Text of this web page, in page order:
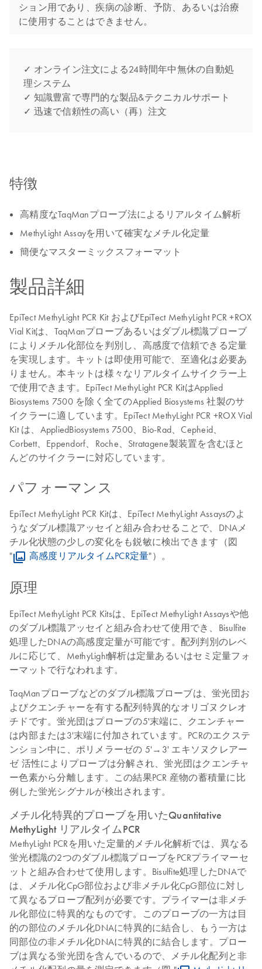
ション用であり、疾病の診断、予防、あるいは治療
に使用することはできません。
✓ オンライン注文による24時間年中無休の自動処
理システム
✓ 知識豊富で専門的な製品&テクニカルサポート
✓ 迅速で信頼性の高い（再）注文
特徴
高精度なTaqManプローブ法によるリアルタイム解析
MethyLight Assayを用いて確実なメチル化定量
簡便なマスターミックスフォーマット
製品詳細
EpiTect MethyLight PCR Kit およびEpiTect MethyLight PCR +ROX
Vial Kitは、TaqManプローブあるいはダブル標識プローブ
によりメチル化部位を判別し、高感度で信頼できる定量
を実現します。キットは即使用可能で、至適化は必要あ
りません。本キットは様々なリアルタイムサイクラー上
で使用できます。EpiTect MethyLight PCR KitはApplied
Biosystems 7500 を除く全てのApplied Biosystems 社製のサ
イクラーに適しています。EpiTect MethyLight PCR +ROX Vial
Kit は、AppliedBiosystems 7500、Bio-Rad、Cepheid、
Corbett、Eppendorf、Roche、Stratagene製装置を含むほと
んどのサイクラーに対応しています。
パフォーマンス
EpiTect MethyLight PCR Kitは、EpiTect MethyLight Assaysのよ
うなダブル標識アッセイと組み合わせることで、DNAメ
チル化状態の少しの変化をも鋭敏に検出できます（図
"
高感度リアルタイムPCR定量"）。
原理
EpiTect MethyLight PCR Kitsは、EpiTect MethyLight Assaysや他
のダブル標識アッセイと組み合わせて使用でき、Bisulfite
処理したDNAの高感度定量が可能です。配列判別のレベ
ルに応じて、MethyLight解析は定量あるいはセミ定量フォ
ーマットで行なわれます。
TaqManプローブなどのダブル標識プローブは、蛍光団お
よびクエンチャーを有する配列特異的なオリゴヌクレオ
チドです。蛍光団はプローブの5'末端に、クエンチャー
は内部または3'末端に付加されています。PCRのエクステ
ンション中に、ポリメラーゼの 5'→3' エキソヌクレアー
ゼ 活性によりプローブは分解され、蛍光団はクエンチャ
ー色素から分離します。この結果PCR 産物の蓄積量に比
例した蛍光シグナルが検出されます。
メチル化特異的プローブを用いたQuantitative
MethyLight リアルタイムPCR
MethyLight PCRを用いた定量的メチル化解析では、異なる
蛍光標識の2つのダブル標識プローブをPCRプライマーセ
ットと組み合わせて使用します。Bisulfite処理したDNAで
は、メチル化CpG部位および非メチル化CpG部位に対し
て異なるプローブ配列が必要です。プライマーは非メチ
ル化部位に特異的なものです。このプローブの一方は目
的の部位のメチル化DNAに特異的に結合し、もう一方は
同部位の非メチル化DNAに特異的に結合します。プロー
ブは異なる蛍光団を含んでいるので、メチル化配列と非